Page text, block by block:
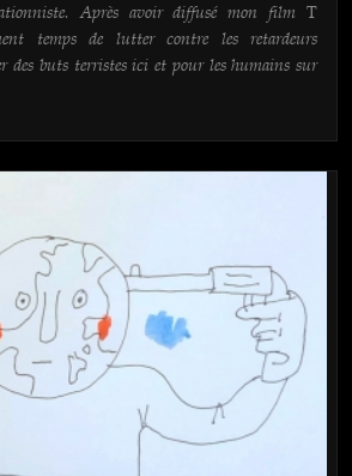
Après avoir diffusé mon film T
temps de lutter contre les retardeurs
des buts terristes ici et pour les humains sur